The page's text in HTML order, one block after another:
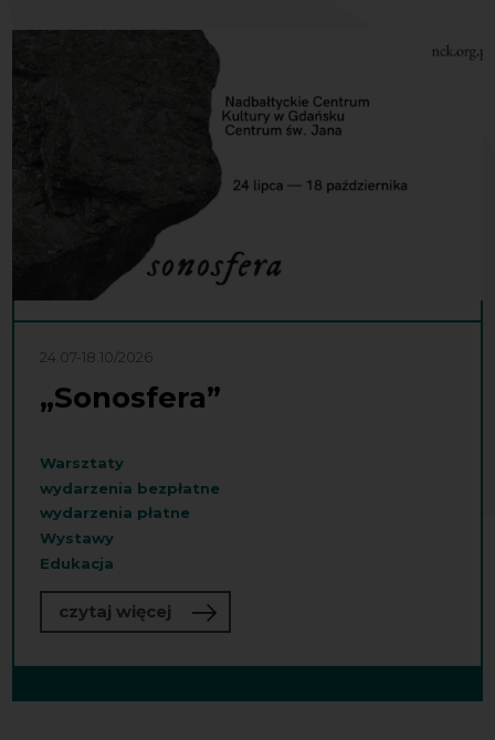
24.07-18.10/2026
„Sonosfera”
Warsztaty
wydarzenia bezpłatne
wydarzenia płatne
Wystawy
Edukacja
czytaj więcejo „Sonosfera”